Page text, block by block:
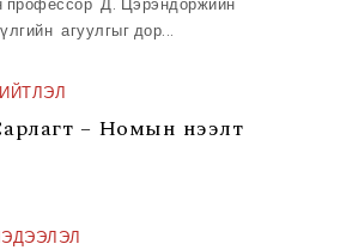
агуулгыг дор...
– Номын нээлт